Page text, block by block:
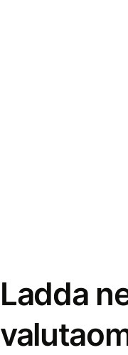
Ladda